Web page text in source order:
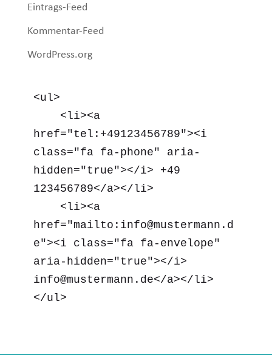
Eintrags-Feed
Kommentar-Feed
WordPress.org
<ul>
href="tel:+49123456789"><i
class="fa fa-phone" aria-
hidden="true"></i> +49
123456789</a></li>
href="mailto:info@mustermann.d
e"><i class="fa fa-envelope"
aria-hidden="true"></i>
info@mustermann.de</a></li>
</ul>